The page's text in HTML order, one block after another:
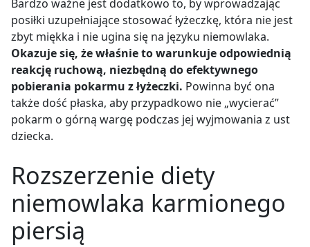
Bardzo ważne jest dodatkowo to, by wprowadzając
posiłki uzupełniające stosować łyżeczkę, która nie jest
zbyt miękka i nie ugina się na języku niemowlaka.
Okazuje się, że właśnie to warunkuje odpowiednią
reakcję ruchową, niezbędną do efektywnego
pobierania pokarmu z łyżeczki. Powinna być ona
także dość płaska, aby przypadkowo nie „wycierać”
pokarm o górną wargę podczas jej wyjmowania z ust
dziecka.
Rozszerzenie diety
niemowlaka karmionego
piersią